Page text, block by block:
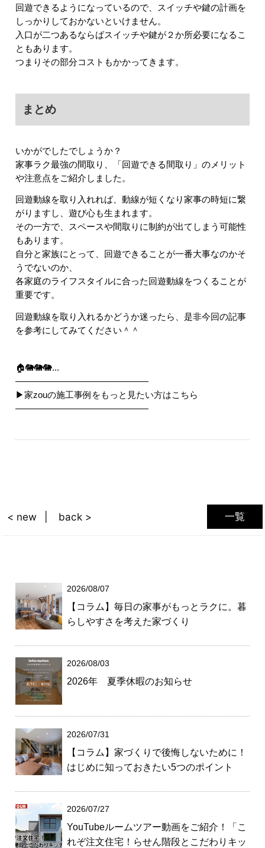
回遊できるようになっているので、スイッチや鍵の計画を
しっかりしておかないといけません。
入口が二つあるならばスイッチや鍵が２か所必要になるこ
ともあります。
つまりその部分コストもかかってきます。
まとめ
いかがでしたでしょうか？
家事ラク最強の間取り、「回遊できる間取り」のメリット
や注意点をご紹介しました。
回遊動線を取り入れれば、動線が短くなり家事の時短に繋
がりますし、遊び心も生まれます。
その一方で、スペースや間取りに制約が出てしまう可能性
もあります。
自分と家族にとって、回遊できることが一番大事なのかそ
うでないのか、
各家庭のライフスタイルに合った回遊動線をつくることが
重要です。
回遊動線を取り入れるかどうか迷ったら、是非今回の記事
を参考にしてみてください＾＾
🏠🐘🐘🐘...
―――――――――――――――
▶︎家zouの施工事例をもっと見たい方はこちら
―――――――――――――――
一覧
< new back >
2026/08/07
【コラム】毎日の家事がもっとラクに。暮
らしやすさを考えた家づくり
2026/08/03
2026年 夏季休暇のお知らせ
2026/07/31
【コラム】家づくりで後悔しないために！
はじめに知っておきたい5つのポイント
2026/07/27
YouTubeルームツアー動画をご紹介！「こ
れぞ注文住宅！らせん階段とこだわりキッ